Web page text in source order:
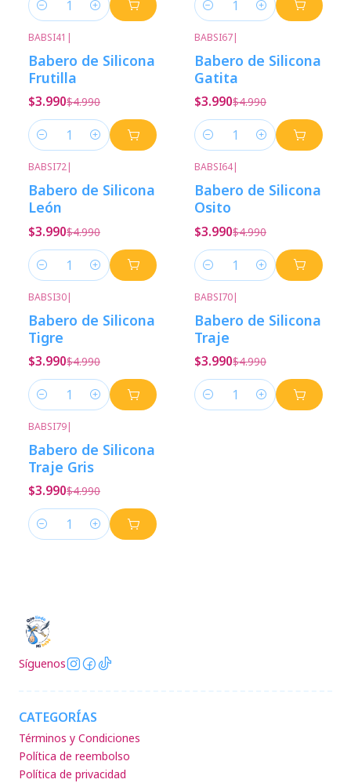
Cantidad Cantidad
BABSI41 |
Babero de Silicona
Frutilla
$3.990$4.990
Cantidad
BABSI67|
Babero de Silicona
Gatita
$3.990$4.990
Cantidad
BABSI72|
Babero de Silicona
León
$3.990$4.990
Cantidad
BABSI64|
Babero de Silicona
Osito
$3.990$4.990
Cantidad
BABSI30|
Babero de Silicona
Tigre
$3.990$4.990
Cantidad
BABSI70|
Babero de Silicona
Traje
$3.990$4.990
Cantidad
BABSI79|
Babero de Silicona
Traje Gris
$3.990$4.990
Cantidad
Síguenos
CATEGORÍAS
Términos y Condiciones
Política de reembolso
Política de privacidad